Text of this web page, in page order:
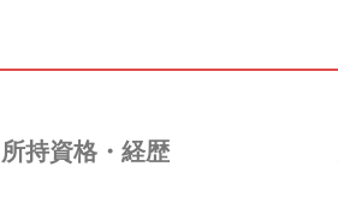
所持資格・経歴